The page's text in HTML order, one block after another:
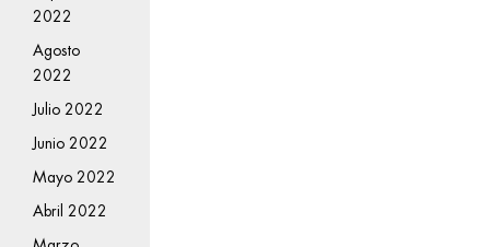
2022
Agosto
2022
Julio 2022
Junio 2022
Mayo 2022
Abril 2022